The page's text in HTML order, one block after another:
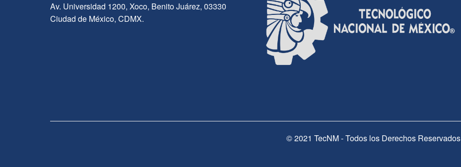
Av. Universidad 1200, Xoco, Benito Juárez, 03330
Ciudad de México, CDMX.
© 2021 TecNM - Todos los Derechos Reservados